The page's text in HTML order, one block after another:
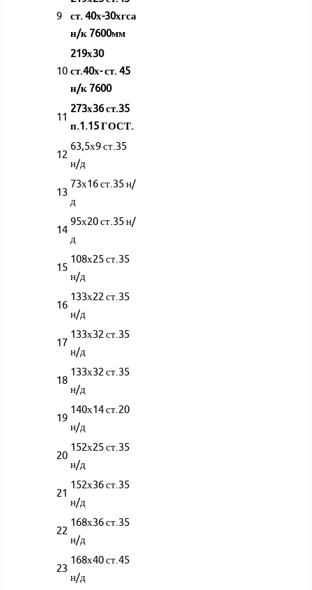
9
ст. 40х-30хгса
н/к 7600мм
10
219х30
ст.40х- ст. 45
н/к 7600
11
273х36 ст.35
п.1.15 ГОСТ.
12
63,5х9 ст.35
н/д
13
73х16 ст.35 н/
д
14
95х20 ст.35 н/
д
15
108х25 ст.35
н/д
16
133х22 ст.35
н/д
17
133х32 ст.35
н/д
18
133х32 ст.35
н/д
19
140х14 ст.20
н/д
20
152х25 ст.35
н/д
21
152х36 ст.35
н/д
22
168х36 ст.35
н/д
23
168х40 ст.45
н/д